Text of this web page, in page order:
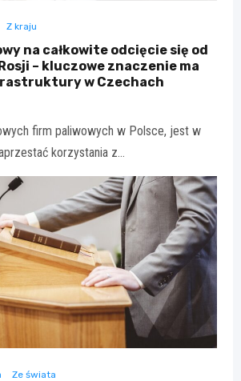
Z kraju
na całkowite odcięcie się od
– kluczowe znaczenie ma
w Czechach
firm paliwowych w Polsce, jest w
korzystania z…
Ze świata